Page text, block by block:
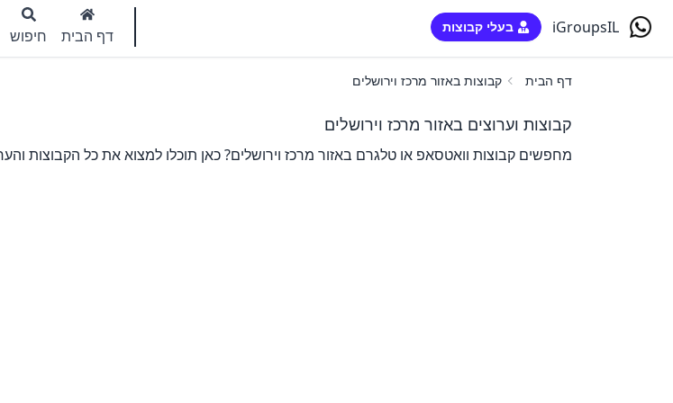
iGroupsIL בעלי קבוצות דף הבית חיפוש
דף הבית קבוצות באזור מרכז וירושלים
קבוצות וערוצים באזור מרכז וירושלים
מחפשים קבוצות וואטסאפ או טלגרם באזור מרכז וירושלים? כאן תוכלו למצוא את כל הקבוצות